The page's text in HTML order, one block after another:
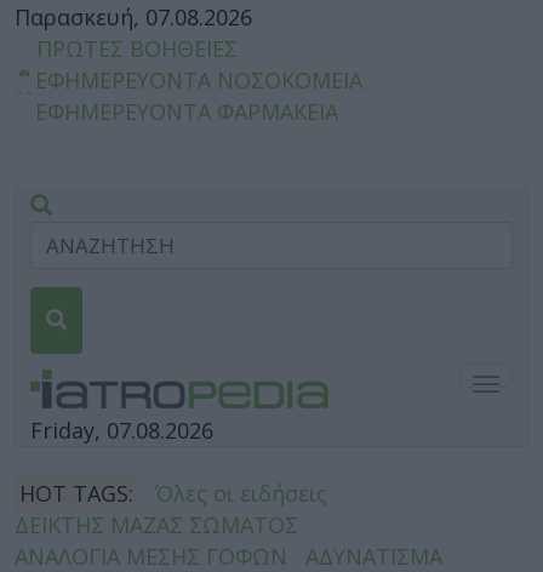
Παρασκευή, 07.08.2026
ΠΡΩΤΕΣ ΒΟΗΘΕΙΕΣ
ΕΦΗΜΕΡΕΥΟΝΤΑ ΝΟΣΟΚΟΜΕΙΑ
ΕΦΗΜΕΡΕΥΟΝΤΑ ΦΑΡΜΑΚΕΙΑ
Friday, 07.08.2026
HOT TAGS:
Όλες οι ειδήσεις
ΔΕΙΚΤΗΣ ΜΑΖΑΣ ΣΩΜΑΤΟΣ
ΑΝΑΛΟΓΙΑ ΜΕΣΗΣ ΓΟΦΩΝ
ΑΔΥΝΑΤΙΣΜΑ